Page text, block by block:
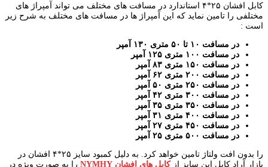
کابل افشان ۲۵*۴ استاندارد در مسافت های مختلف می تواند آمپراژ های
مختلفی را تامین نماید که این آمپراژ ها در مسافت های مختلف به شرح زیر
است :
در مسافت ۱۰ تا ۵۰ متری ۱۳۰ آمپر
در مسافت ۱۰۰ متری ۱۲۵ آمپر
در مسافت ۱۵۰ متری ۸۳ آمپر
در مسافت ۲۰۰ متری ۶۲ آمپر
در مسافت ۲۵۰ متری ۵۰ آمپر
در مسافت ۳۰۰ متری ۴۲ آمپر
در مسافت ۳۵۰ متری ۳۵ آمپر
در مسافت ۴۰۰ متری ۳۱ آمپر
در مسافت ۴۵۰ متری ۲۷ آمپر
در مسافت ۵۰۰ متری ۲۵ آمپر
را بدون افت ولتاژ تامین خواهد کرد. به دلیل کمبود سایز ۲۵*۴ افشان در
بازار آراد کابل این سایز ازکابل های افشان NYMHY
را به صورت ویژه در